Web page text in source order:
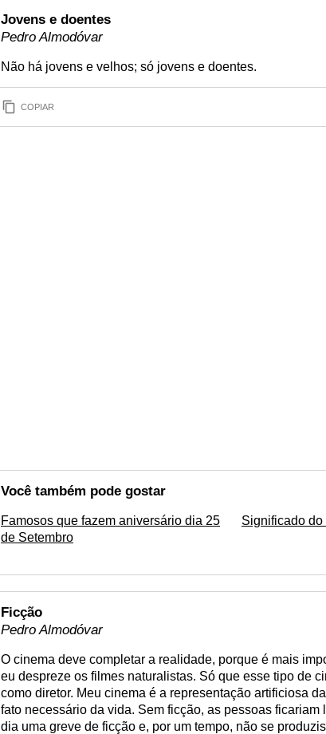
Jovens e doentes
Pedro Almodóvar
Não há jovens e velhos; só jovens e doentes.
COPIAR
Você também pode gostar
Famosos que fazem aniversário dia 25
de Setembro
Significado
Ficção
Pedro Almodóvar
O cinema deve completar a realidade, porque é mais
eu despreze os filmes naturalistas. Só que esse tipo de
como diretor. Meu cinema é a representação artificiosa
fato necessário da vida. Sem ficção, as pessoas ficariam
dia uma greve de ficção e, por um tempo, não se